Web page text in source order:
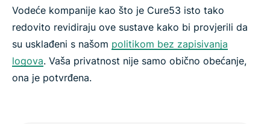
Vodeće kompanije kao što je Cure53 isto tako
redovito revidiraju ove sustave kako bi provjerili da
su usklađeni s našom politikom bez zapisivanja
logova. Vaša privatnost nije samo obično obećanje,
ona je potvrđena.